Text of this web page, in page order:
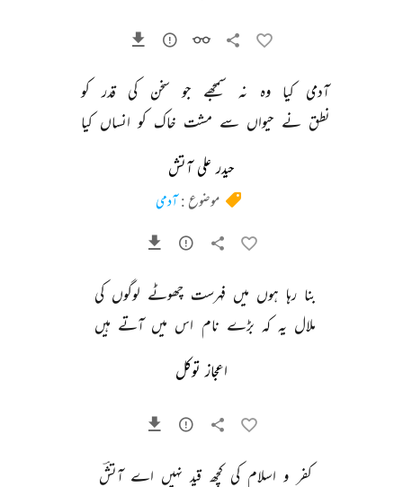
آدمی کیا وہ نہ سمجھے جو سخن کی قدر کو
نطق نے حیواں سے مشت خاک کو انساں کیا
حیدر علی آتش
موضوع :آدمی
بنا رہا ہوں میں فہرست چھوٹے لوگوں کی
ملال یہ کہ بڑے نام اس میں آتے ہیں
اعجاز توکل
کفر و اسلام کی کچھ قید نہیں اے آتشؔ